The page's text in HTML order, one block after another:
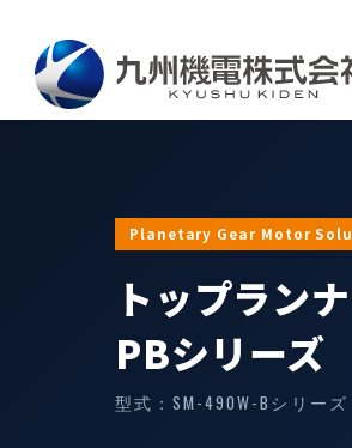
Planetary Gear Motor
トップラン
PBシリーズ
型式：SM-490W-Bシリー